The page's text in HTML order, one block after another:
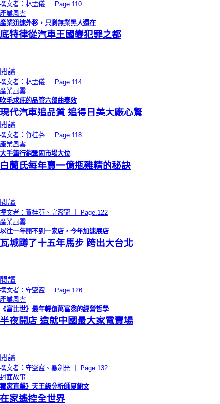
撰文者：林孟儀 ｜ Page.110
產業風雲
產業迅速外移，只剩無業黑人還在
底特律從汽車王國變犯罪之都
閱讀
撰文者：林孟儀 ｜ Page.114
產業風雲
吹毛求疪的品管六部曲奏效
現代汽車追品質 追得日美大廠心驚
閱讀
撰文者：賀桂芬 ｜ Page.118
產業風雲
大手筆行銷鞏固市場大位
白蘭氏每年賣一億瓶雞精的秘訣
閱讀
撰文者：賀桂芬、守寍寍 ｜ Page.122
產業風雲
以往一年開不到一家店，今年加速展店
瓦城蹲了十五年馬步 跨出大台北
閱讀
撰文者：守寍寍 ｜ Page.126
產業風雲
《富比世》最年輕億萬富翁的經營哲學
半夜開店 造就中國最大家電賣場
閱讀
撰文者：守寍寍、暴劍光 ｜ Page.132
封面故事
獨家直擊》天王級分析師夏鮑文
在家遙控全世界